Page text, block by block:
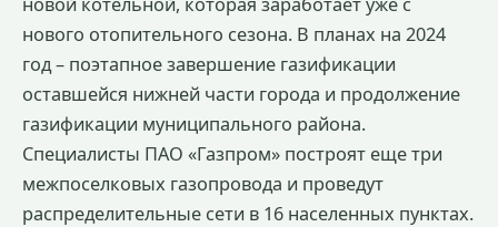
нового отопительного сезона. В планах на 2024
год – поэтапное завершение газификации
оставшейся нижней части города и продолжение
газификации муниципального района.
Специалисты ПАО «Газпром» построят еще три
межпоселковых газопровода и проведут
распределительные сети в 16 населенных пунктах.